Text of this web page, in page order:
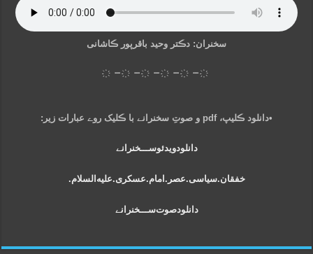
سخنران: دڪتر وحید باقرپور ڪاشانی
҉ ┈ ҉ ┈ ҉ ┈ ҉ ┈ ҉ ┈ ҉
•دانلود ڪلیپ، pdf و صوتِ سخنرانے با ڪلیک روے عبارات زیر:
دانلود‌ویدئو‌ســـخنرانے
خفقان.سیاسی.عصر.امام.عسکری.علیه‌السلام.
دانلود‌صوت‌ســـخنرانے